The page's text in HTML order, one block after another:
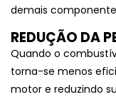
demais
REDUÇÃO DA
Quando o
torna-se menos
motor e reduzindo